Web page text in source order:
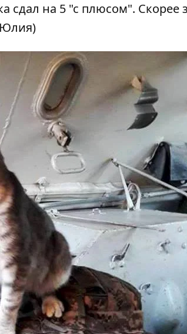
сдал на 5 "с плюсом". Скорее